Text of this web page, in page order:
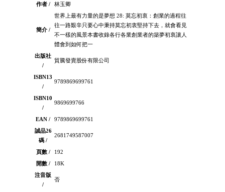
作者 /
林玉卿
簡介 /
世界上最有力量的是夢想 28: 莫忘初衷：創業的過程往
往一路艱辛只要心中秉持莫忘初衷堅持下去，就會看見
不一樣的風景本書收錄各行各業創業者的築夢初衷讓人
體會到如何把一
出版社
/
貿騰發賣股份有限公司
ISBN13
/
9789869699761
ISBN10
/
9869699766
EAN /
9789869699761
誠品26
碼 /
2681749587007
頁數 /
192
開數 /
18K
注音版
/
否